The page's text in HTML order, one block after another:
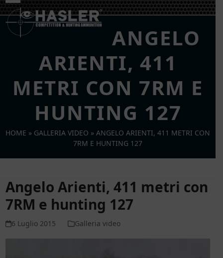
Skip
to
content
Open
mobile
Close
mobile
ANGELO
ARIENTI, 411
METRI CON 7RM E
HUNTING 127
HOME » GALLERIA VIDEO » ANGELO ARIENTI, 411 METRI CON
7RM E HUNTING 127
Angelo Arienti, 411 metri con
7RM e hunting 127
6 Luglio 2015 Galleria video